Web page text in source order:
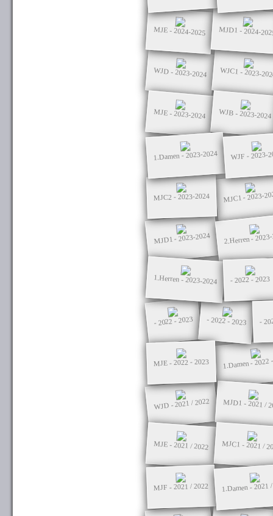
MJE - 2024-2025 MJD1 - 2024-
WJD - 2023-2024 WJC1 - 2023-
MJE - 2023-2024 WJB - 2023-2024
1.Damen - 2023-2024 WJF - 2023-
MJC2 - 2023-2024 MJC1 - 2023-
MJD1 - 2023-2024 2.Herren -
1.Herren - 2023-2024 - 2022 - 2023
- 2022 - 2023 - 2022 - 2023 -
MJE - 2022 - 2023 1.Damen - 2022
WJD - 2021 / 2022 MJD1 - 2021 /
MJE - 2021 / 2022 MJC1 - 2021 /
MJF - 2021 / 2022 1.Damen - 2021